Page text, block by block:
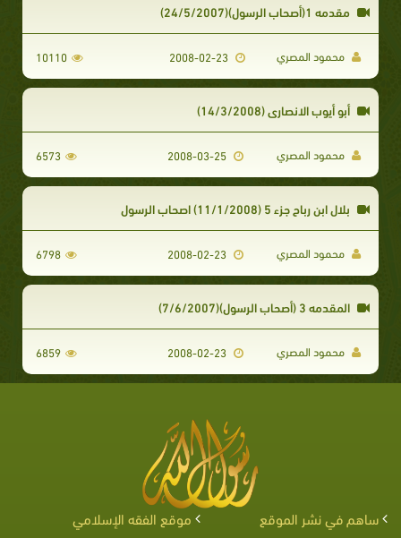
مقدمه 1(أصحاب الرسول)(24/5/2007)
محمود المصري 2008-02-23
10110
أبو أيوب الانصارى (14/3/2008)
محمود المصري 6573
بلال ابن رباح جزء 5 (11/1/2008) اصحاب الرسول
محمود المصري 6798
المقدمه 3 (أصحاب الرسول)(7/6/2007)
محمود المصري 6859
ساهم في نشر الموقع
موقع الفقه الإسلامي